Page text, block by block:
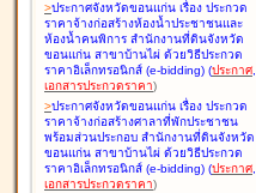
>ประกาศจังหวัดขอนแก่น เรื่อง ประกวด
ราคาจ้างก่อสร้างห้องน้ำประชาชนและ
ห้องน้ำคนพิการ สำนักงานที่ดินจังหวัด
ขอนแก่น สาขาบ้านไผ่ ด้วยวิธีประกวด
ราคาอิเล็กทรอนิกส์ (e-bidding) (ประกาศ,
เอกสารประกวดราคา)
>ประกาศจังหวัดขอนแก่น เรื่อง ประกวด
ราคาจ้างก่อสร้างศาลาที่พักประชาชน
พร้อมส่วนประกอบ สำนักงานที่ดินจังหวัด
ขอนแก่น สาขาบ้านไผ่ ด้วยวิธีประกวด
ราคาอิเล็กทรอนิกส์ (e-bidding) (ประกาศ,
เอกสารประกวดราคา)